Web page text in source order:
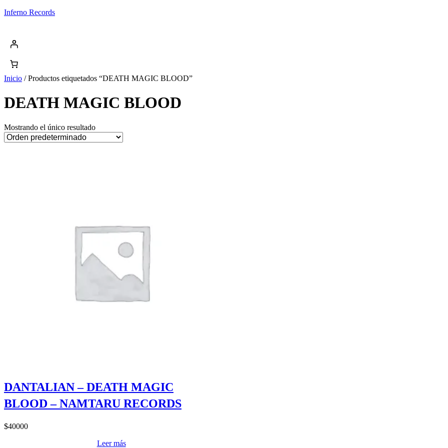
Saltar
Inferno Records
Inicio / Productos etiquetados “DEATH MAGIC BLOOD”
DEATH MAGIC BLOOD
Mostrando el único resultado
DANTALIAN – DEATH MAGIC
BLOOD – NAMTARU RECORDS
$40000
Leer más